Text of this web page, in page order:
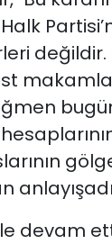
değildir.
devam